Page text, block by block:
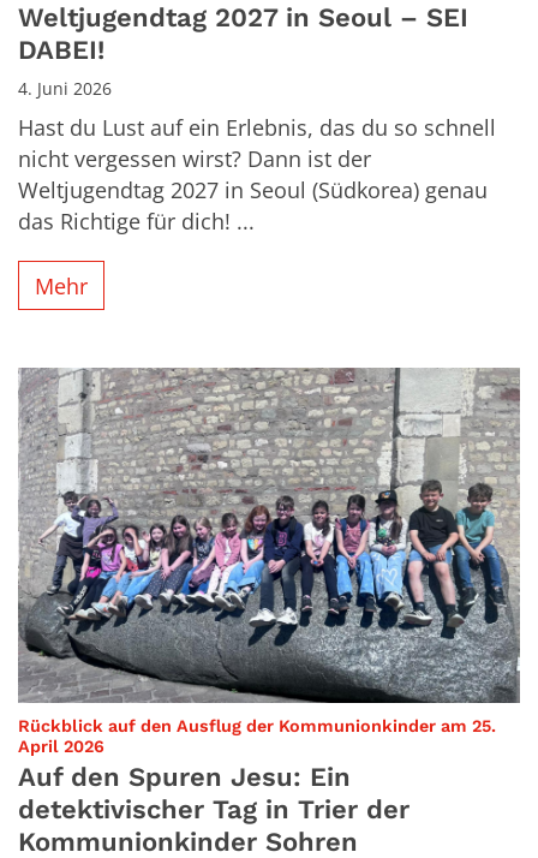
Weltjugendtag 2027 in Seoul – SEI
DABEI!
4. Juni 2026
Hast du Lust auf ein Erlebnis, das du so schnell
nicht vergessen wirst? Dann ist der
Weltjugendtag 2027 in Seoul (Südkorea) genau
das Richtige für dich! ...
Mehr
Rückblick auf den Ausflug der Kommunionkinder am 25.
April 2026
Auf den Spuren Jesu: Ein
detektivischer Tag in Trier der
Kommunionkinder Sohren